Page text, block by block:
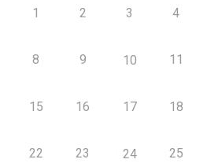
1 2 3 4
8 9 10 11
15 16 17 18
22 23 24 25